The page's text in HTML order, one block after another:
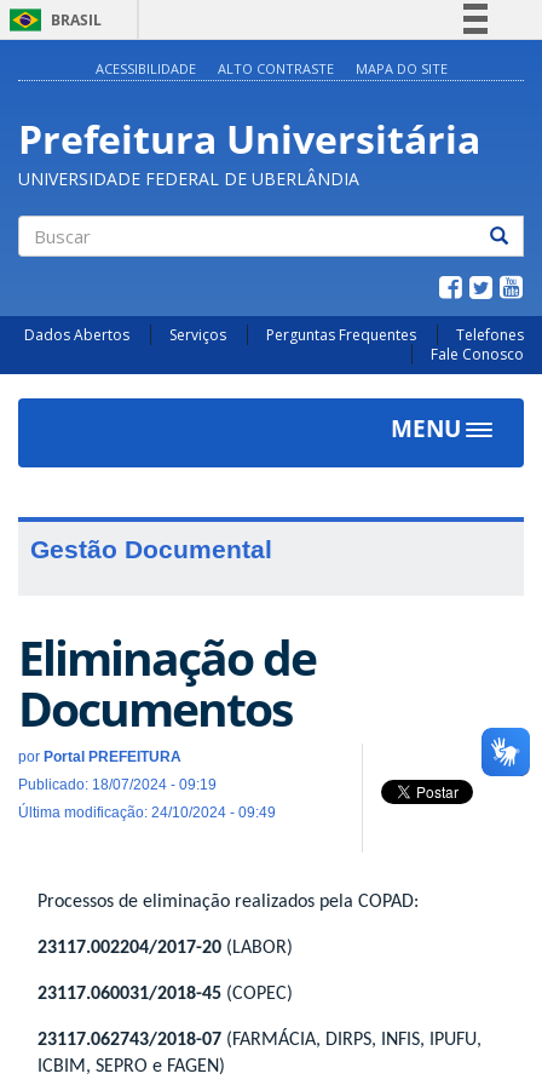
BRASIL
Participe
Acesso à informação
ACESSIBILIDADE ALTO CONTRASTE MAPA DO SITE
Prefeitura Universitária
UNIVERSIDADE FEDERAL DE UBERLÂNDIA
Dados Abertos Serviços Perguntas Frequentes
Telefones
Fale Conosco
MENU
Toggle
Gestão Documental
Eliminação de
Documentos
por Portal PREFEITURA
Publicado: 18/07/2024 - 09:19
Última modificação: 24/10/2024 - 09:49
Processos de eliminação realizados pela COPAD:
23117.002204/2017-20 (LABOR)
23117.060031/2018-45 (COPEC)
23117.062743/2018-07 (FARMÁCIA, DIRPS, INFIS, IPUFU,
ICBIM, SEPRO e FAGEN)